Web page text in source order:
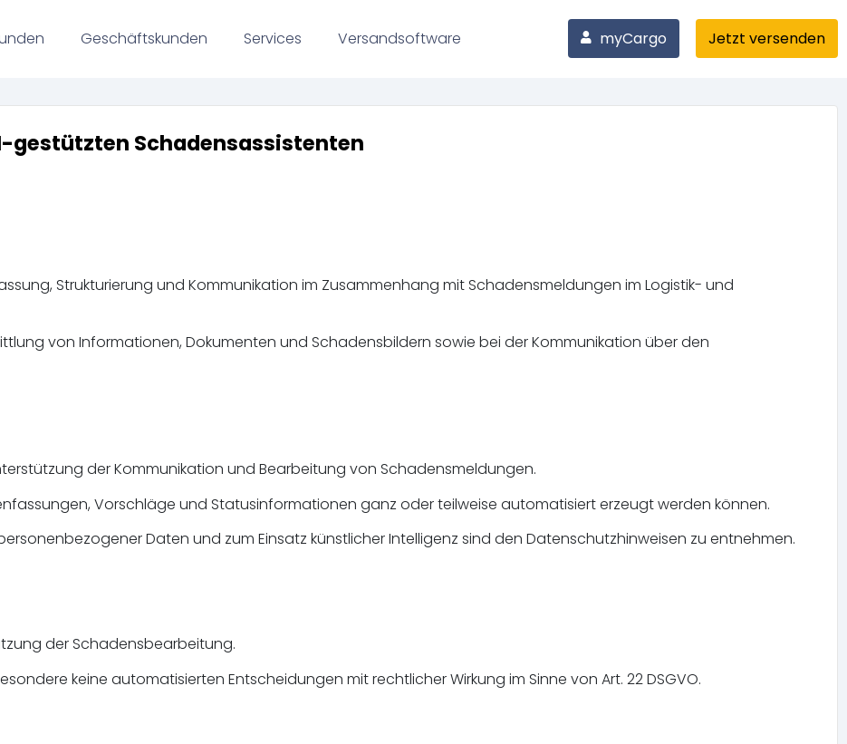
Geschäftskunden Services Versandsoftware myCargo Jetzt versenden
gestützten Schadensassistenten
Strukturierung und Kommunikation im Zusammenhang mit Schadensmeldungen im Logistik- und
von Informationen, Dokumenten und Schadensbildern sowie bei der Kommunikation über den
der Kommunikation und Bearbeitung von Schadensmeldungen.
Vorschläge und Statusinformationen ganz oder teilweise automatisiert erzeugt werden können.
Daten und zum Einsatz künstlicher Intelligenz sind den Datenschutzhinweisen zu entnehmen.
der Schadensbearbeitung.
keine automatisierten Entscheidungen mit rechtlicher Wirkung im Sinne von Art. 22 DSGVO.